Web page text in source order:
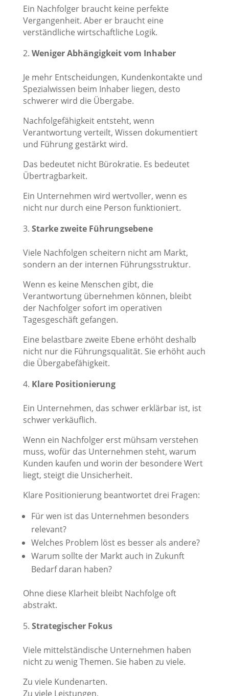
Ein Nachfolger braucht keine perfekte
Vergangenheit. Aber er braucht eine
verständliche wirtschaftliche Logik.
Weniger Abhängigkeit vom Inhaber
Je mehr Entscheidungen, Kundenkontakte und
Spezialwissen beim Inhaber liegen, desto
schwerer wird die Übergabe.
Nachfolgefähigkeit entsteht, wenn
Verantwortung verteilt, Wissen dokumentiert
und Führung gestärkt wird.
Das bedeutet nicht Bürokratie. Es bedeutet
Übertragbarkeit.
Ein Unternehmen wird wertvoller, wenn es
nicht nur durch eine Person funktioniert.
Starke zweite Führungsebene
Viele Nachfolgen scheitern nicht am Markt,
sondern an der internen Führungsstruktur.
Wenn es keine Menschen gibt, die
Verantwortung übernehmen können, bleibt
der Nachfolger sofort im operativen
Tagesgeschäft gefangen.
Eine belastbare zweite Ebene erhöht deshalb
nicht nur die Führungsqualität. Sie erhöht auch
die Übergabefähigkeit.
Klare Positionierung
Ein Unternehmen, das schwer erklärbar ist, ist
schwer verkäuflich.
Wenn ein Nachfolger erst mühsam verstehen
muss, wofür das Unternehmen steht, warum
Kunden kaufen und worin der besondere Wert
liegt, steigt die Unsicherheit.
Klare Positionierung beantwortet drei Fragen:
Für wen ist das Unternehmen besonders
relevant?
Welches Problem löst es besser als andere?
Warum sollte der Markt auch in Zukunft
Bedarf daran haben?
Ohne diese Klarheit bleibt Nachfolge oft
abstrakt.
Strategischer Fokus
Viele mittelständische Unternehmen haben
nicht zu wenig Themen. Sie haben zu viele.
Zu viele Kundenarten.
Zu viele Leistungen.